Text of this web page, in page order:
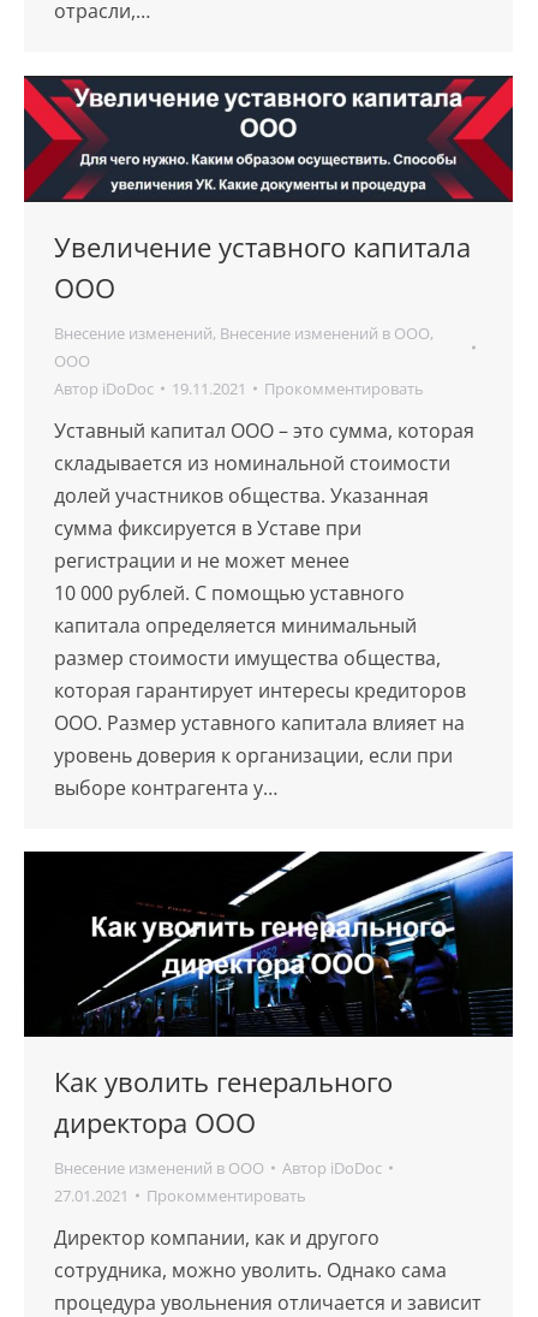
отрасли,…
Увеличение уставного капитала
ООО
Внесение изменений, Внесение изменений в ООО,
ООО
Автор iDoDoc 19.11.2021 Прокомментировать
Уставный капитал ООО – это сумма, которая
складывается из номинальной стоимости
долей участников общества. Указанная
сумма фиксируется в Уставе при
регистрации и не может менее
10 000 рублей. С помощью уставного
капитала определяется минимальный
размер стоимости имущества общества,
которая гарантирует интересы кредиторов
ООО. Размер уставного капитала влияет на
уровень доверия к организации, если при
выборе контрагента у…
Как уволить генерального
директора ООО
Внесение изменений в ООО Автор iDoDoc
27.01.2021
Прокомментировать
Директор компании, как и другого
сотрудника, можно уволить. Однако сама
процедура увольнения отличается и зависит